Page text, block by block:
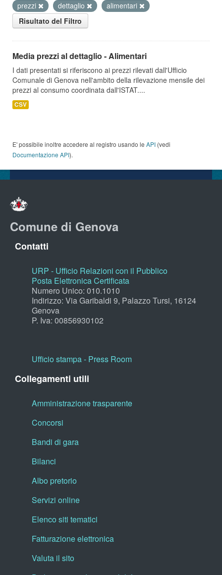
prezzi
dettaglio
alimentari
Risultato del Filtro
Media prezzi al dettaglio - Alimentari
I dati presentati si riferiscono ai prezzi rilevati dall'Ufficio
Comunale di Genova nell'ambito della rilevazione mensile dei
prezzi al consumo coordinata dall'ISTAT....
CSV
E' possibile inoltre accedere al registro usando le API (vedi
Documentazione API).
Comune di Genova
Contatti
URP - Ufficio Relazioni con il Pubblico
Posta Elettronica Certificata
Numero Unico: 010.1010
Indirizzo: Via Garibaldi 9, Palazzo Tursi, 16124
Genova
P. Iva: 00856930102
Ufficio stampa - Press Room
Collegamenti utili
Amministrazione trasparente
Concorsi
Bandi di gara
Bilanci
Albo pretorio
Servizi online
Elenco siti tematici
Fatturazione elettronica
Valuta il sito